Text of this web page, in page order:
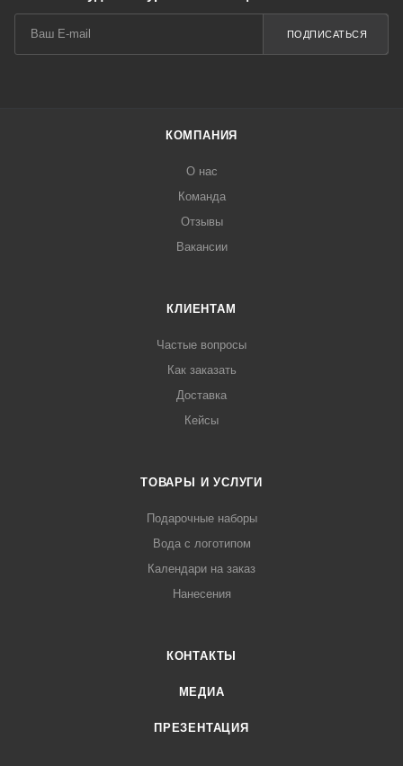
ПОДПИСАТЬСЯ
КОМПАНИЯ
О нас
Команда
Отзывы
Вакансии
КЛИЕНТАМ
Частые вопросы
Как заказать
Доставка
Кейсы
ТОВАРЫ И УСЛУГИ
Подарочные наборы
Вода с логотипом
Календари на заказ
Нанесения
КОНТАКТЫ
МЕДИА
ПРЕЗЕНТАЦИЯ